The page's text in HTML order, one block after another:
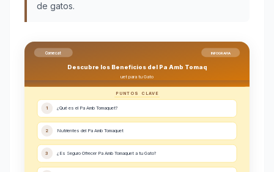
de gatos.
Comecat INFOGRAFIA
Descubre los Beneficios del Pa Amb Tomaq
uet para tu Gato
PUNTOS CLAVE
1 ¿Qué es el Pa Amb Tomaquet?
2 Nutrientes del Pa Amb Tomaquet
3 ¿Es Seguro Ofrecer Pa Amb Tomaquet a tu Gato?